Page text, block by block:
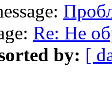
Re: Не
by: [